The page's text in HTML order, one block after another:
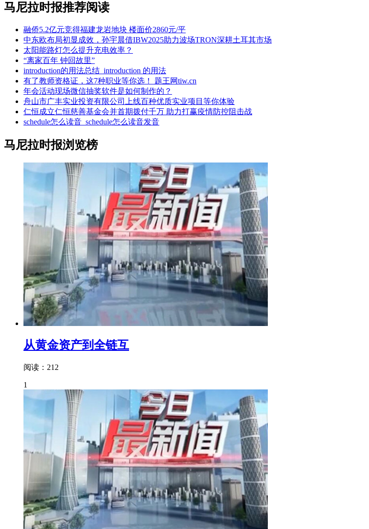
马尼拉时报推荐阅读
融侨5.2亿元竞得福建龙岩地块 楼面价2860元/平
中东欧布局初显成效，孙宇晨借IBW2025助力波场TRON深耕土耳其市场
太阳能路灯怎么提升充电效率？
“离家百年 钟回故里”
introduction的用法总结_introduction 的用法
有了教师资格证，这7种职业等你选！ 题王网tiw.cn
年会活动现场微信抽奖软件是如何制作的？
舟山市广丰实业投资有限公司上线百种优质实业项目等你体验
仁恒成立仁恒慈善基金会并首期拨付千万 助力打赢疫情防控阻击战
schedule怎么读音_schedule怎么读音发音
马尼拉时报浏览榜
从黄金资产到全链互
阅读：212
1